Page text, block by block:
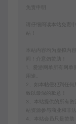
免责申明
请仔细阅读本站免责
本站内容均为虚拟内
间！介意勿赞助！
1、爱游网单所有网单
2、如本帖侵犯到任
致以最深的歉意！
3、本站提供的所有
站资源参与商业和非
4、本站会员只是赞